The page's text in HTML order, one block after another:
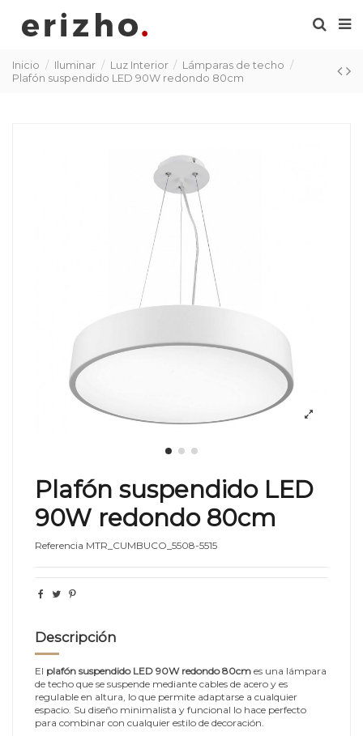
Inicio Iluminar Luz Interior
Lámparas de techo
Plafón suspendido LED 90W redondo 80cm
Plafón suspendido LED
90W redondo 80cm
Referencia MTR_CUMBUCO_5508-5515
Descripción
El plafón suspendido LED 90W redondo 80cm es una lámpara
de techo que se suspende mediante cables de acero y es
regulable en altura, lo que permite adaptarse a cualquier
espacio. Su diseño minimalista y funcional lo hace perfecto
para combinar con cualquier estilo de decoración.